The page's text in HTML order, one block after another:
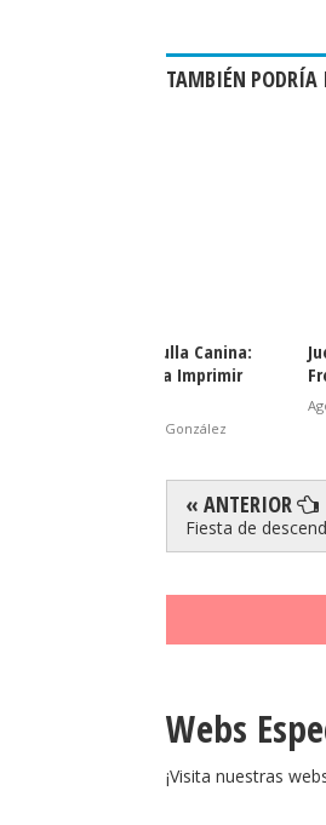
TAMBIÉN PODRÍA
Paw Patrol o
Juego de Skye
Sept 28, 2019
« ANTERIOR
Fiesta de
Webs
¡Visita nuestras